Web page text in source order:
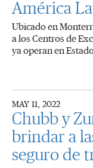
América
Ubicado en
a los Centros de
ya operan en
MAY 11, 2022
Chubb y
brindar a
seguro de